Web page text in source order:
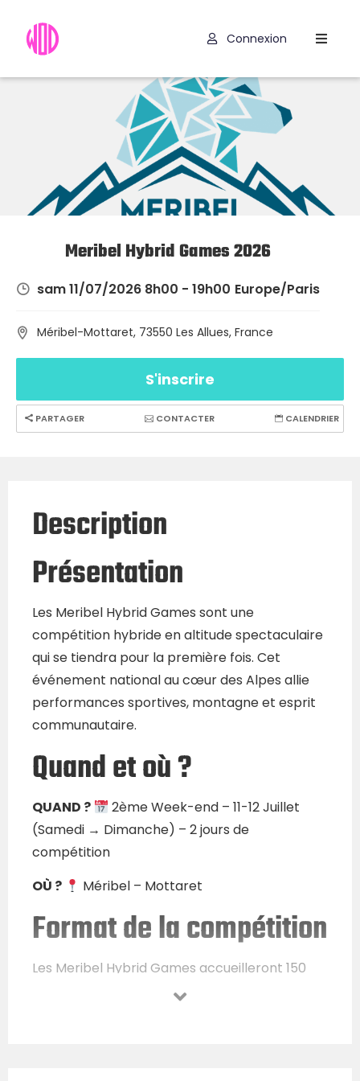
Exercices
Codes
Promo
Connexion
Meribel Hybrid Games 2026
sam 11/07/2026 8h00 - 19h00 Europe/Paris
Méribel-Mottaret, 73550 Les Allues, France
S'inscrire
PARTAGER CONTACTER CALENDRIER
Description
Présentation
Les Meribel Hybrid Games sont une
compétition hybride en altitude spectaculaire
qui se tiendra pour la première fois. Cet
événement national au cœur des Alpes allie
performances sportives, montagne et esprit
communautaire.
Quand et où ?
QUAND ?
2ème Week-end – 11-12 Juillet
(Samedi → Dimanche) – 2 jours de
compétition
OÙ ?
Méribel – Mottaret
Format de la compétition
Les Meribel Hybrid Games accueilleront 150
équipes de 2 athlètes (300 athlètes), réparties